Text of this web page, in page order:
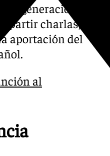
generación en
charlas,
aportación del
al